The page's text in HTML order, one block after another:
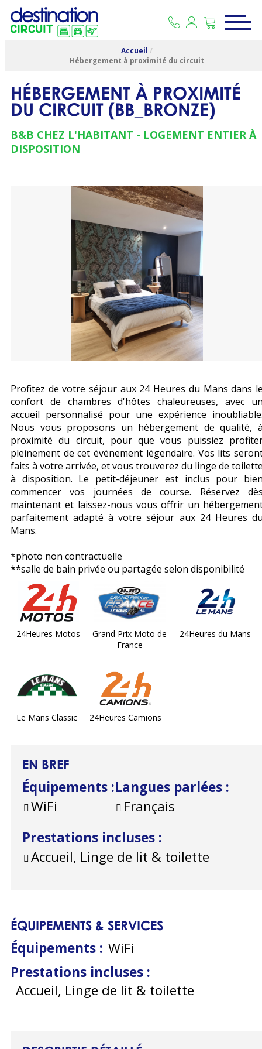
Accueil /
Hébergement à proximité du circuit
HÉBERGEMENT À PROXIMITÉ
DU CIRCUIT (BB_BRONZE)
B&B CHEZ L'HABITANT
LOGEMENT ENTIER À
DISPOSITION
Profitez de votre séjour aux 24 Heures du Mans dans
confort de chambres d'hôtes chaleureuses, avec
accueil personnalisé pour une expérience
Nous vous proposons un hébergement de qualité,
proximité du circuit, pour que vous puissiez
pleinement de cet événement légendaire. Vos lits
faits à votre arrivée, et vous trouverez du linge de
à disposition. Le petit-déjeuner est inclus pour
commencer vos journées de course. Réservez
maintenant et laissez-nous vous offrir un
parfaitement adapté à votre séjour aux 24 Heures
Mans.
*photo non contractuelle
**salle de bain privée ou partagée selon disponibilité
24Heures Motos
Grand Prix Moto de
France
24Heures du Mans
Le Mans Classic 24Heures Camions
EN BREF
Équipements :
WiFi
Langues parlées :
Français
Prestations incluses :
Accueil, Linge de lit & toilette
ÉQUIPEMENTS & SERVICES
Équipements : WiFi
Prestations incluses :
Accueil, Linge de lit & toilette